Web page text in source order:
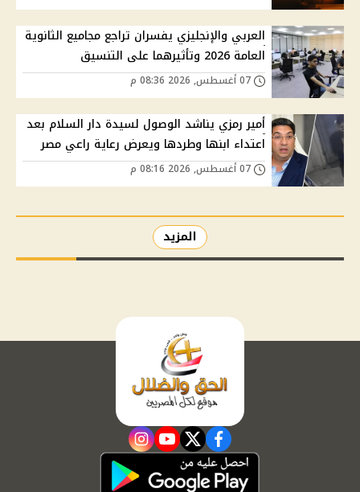
العربي والإنجليزي يفسران تراجع مجاميع الثانوية
العامة 2026 وتأثيرهما على التنسيق
أمير رمزي يناشد الوصول لسيدة دار السلام بعد
اعتداء ابنها وطردها ويعرض رعاية راعي مصر
المزيد
facebook
twitter
youtube
instagram